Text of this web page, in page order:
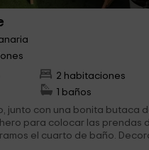
2 habitaciones
1 baños
junto con una bonita butaca
para colocar las prendas de
el cuarto de baño.